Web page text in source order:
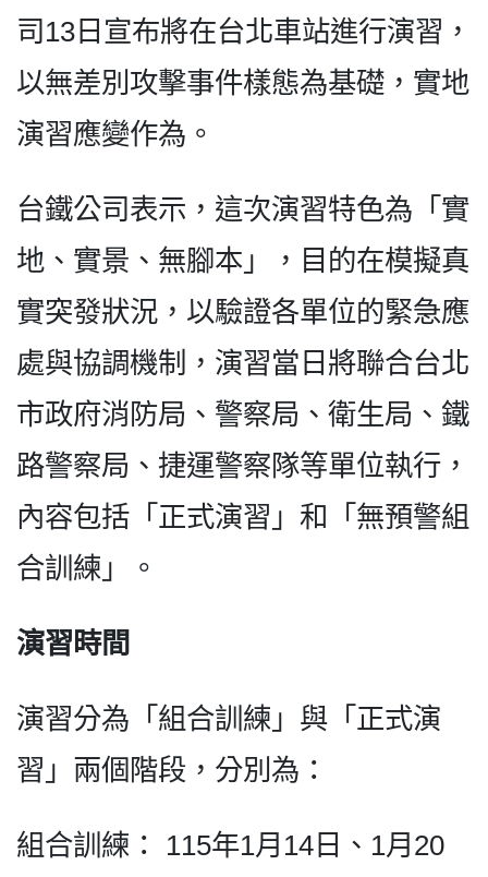
司13日宣布將在台北車站進行演習，
以無差別攻擊事件樣態為基礎，實地
演習應變作為。
台鐵公司表示，這次演習特色為「實
地、實景、無腳本」，目的在模擬真
實突發狀況，以驗證各單位的緊急應
處與協調機制，演習當日將聯合台北
市政府消防局、警察局、衛生局、鐵
路警察局、捷運警察隊等單位執行，
內容包括「正式演習」和「無預警組
合訓練」。
演習時間
演習分為「組合訓練」與「正式演
習」兩個階段，分別為：
組合訓練： 115年1月14日、1月20